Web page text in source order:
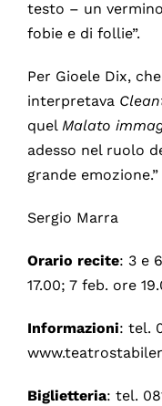
testo – un
fobie e di follie”.
Per Gioele Dix,
interpretava
quel Malato
adesso nel ruolo
grande emozione.”
Sergio Marra
Orario recite: 3 e
17.00; 7 feb. ore
Informazioni: tel.
Biglietteria: tel.